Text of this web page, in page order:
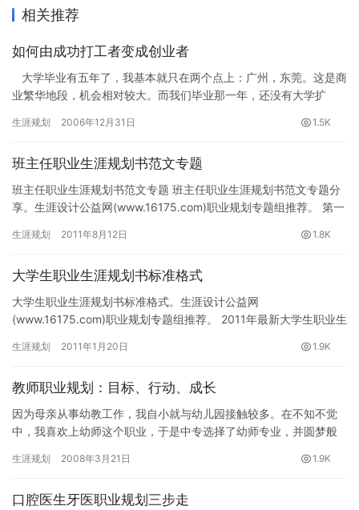
相关推荐
如何由成功打工者变成创业者
大学毕业有五年了，我基本就只在两个点上：广州，东莞。这是商
业繁华地段，机会相对较大。而我们毕业那一年，还没有大学扩
生涯规划 2006年12月31日 1.5K
班主任职业生涯规划书范文专题
班主任职业生涯规划书范文专题 班主任职业生涯规划书范文专题分
享。生涯设计公益网(www.16175.com)职业规划专题组推荐。 第一
生涯规划 2011年8月12日 1.8K
大学生职业生涯规划书标准格式
大学生职业生涯规划书标准格式。生涯设计公益网
(www.16175.com)职业规划专题组推荐。 2011年最新大学生职业生
生涯规划 2011年1月20日 1.9K
教师职业规划：目标、行动、成长
因为母亲从事幼教工作，我自小就与幼儿园接触较多。在不知不觉
中，我喜欢上幼师这个职业，于是中专选择了幼师专业，并圆梦般
系进修…
生涯规划 2008年3月21日 1.9K
口腔医生牙医职业规划三步走